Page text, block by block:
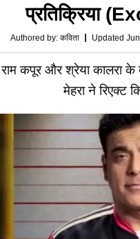
प्रतिक्रिया
Authored by: कविता Updated
कपूर और श्रेया कालरा
मेहरा ने रिएक्ट